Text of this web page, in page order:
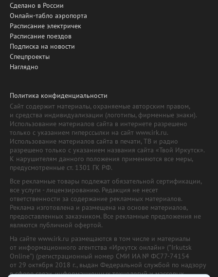
Сделано в России
Онлайн-табло аэропорта
Расписание электричек
Расписание поездов
Подписка на новости
Спецпроекты
Наглядно
Политика конфиденциальности
Сайт содержит материалы, охраняемые авторским правом,
и средства индивидуализации (логотипы, фирменные знаки).
Использование материалов сайта в интернете разрешено
только с указанием гиперссылки на сайт www.irk.ru.
Использование материалов сайта в печати, ТВ и радио
разрешено только с указанием названия сайта «Твой Иркутск».
К нарушителям данного положения применяются все меры,
предусмотренные ст. 1301 ГК РФ.
Все рекламные товары подлежат обязательной сертификации,
все услуги - лицензированию. Редакция не несет
ответственности за содержание рекламных материалов.
Реклама изготовлена и размещена на основе материалов,
предоставленных заказчиком. Все рекламные предложения не
являются публичной офертой.
На сайте www.irk.ru размещаются в том числе и материалы
от информационного агентства «Иркутск онлайн» ("Irkutsk
Online") (регистрационный номер СМИ ИА № ФС77-74154
от 29 октября 2018 г., выдан Федеральной службой по надзору
в сфере связи, информационных технологий и массовых